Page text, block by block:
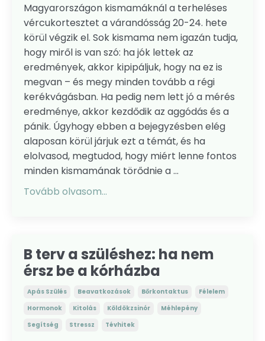
Magyarországon kismamáknál a terheléses
vércukortesztet a várandósság 20-24. hete
körül végzik el. Sok kismama nem igazán tudja,
hogy miről is van szó: ha jók lettek az
eredmények, akkor kipipáljuk, hogy na ez is
megvan – és megy minden tovább a régi
kerékvágásban. Ha pedig nem lett jó a mérés
eredménye, akkor kezdődik az aggódás és a
pánik. Úgyhogy ebben a bejegyzésben elég
alaposan körül járjuk ezt a témát, és ha
elolvasod, megtudod, hogy miért lenne fontos
minden kismamának törődnie a ...
Tovább olvasom...
B terv a szüléshez: ha nem
érsz be a kórházba
Apás Szülés Beavatkozások Bőrkontaktus
Félelem
Hormonok
Kitolás Köldökzsinór
Méhlepény
Segítség
Stressz Tévhitek